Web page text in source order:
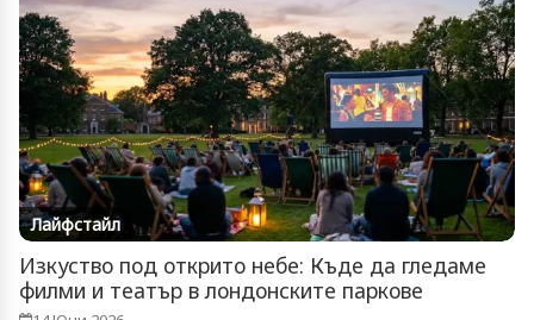
Лайфстайл
Изкуство под открито небе: Къде да гледаме
филми и театър в лондонските паркове